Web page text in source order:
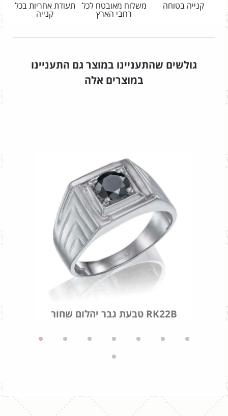
קנייה בטוחה
משלוח מאובטח לכל
רחבי הארץ
תעודת אחריות בכל
קנייה
גולשים שהתעניינו במוצר גם התעניינו
במוצרים אלה
טבעת גבר יהלום שחור RK22B